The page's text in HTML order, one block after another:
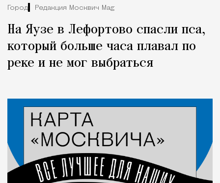
Город Редакция Москвич Mag
На Яузе в Лефортово спасли пса,
который больше часа плавал по
реке и не мог выбраться